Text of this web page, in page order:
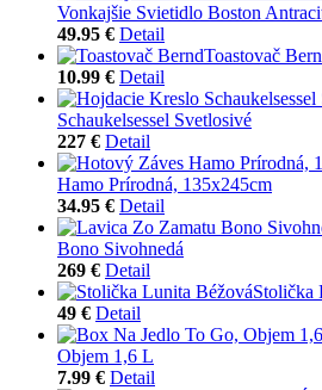
Vonkajšie Svietidlo Boston
49.95 € Detail
Toastovač
10.99 € Detail
Schaukelsessel Svetlosivé
227 € Detail
Hamo Prírodná, 135x245cm
34.95 € Detail
Bono Sivohnedá
269 € Detail
Stolička
49 € Detail
Objem 1,6 L
7.99 € Detail